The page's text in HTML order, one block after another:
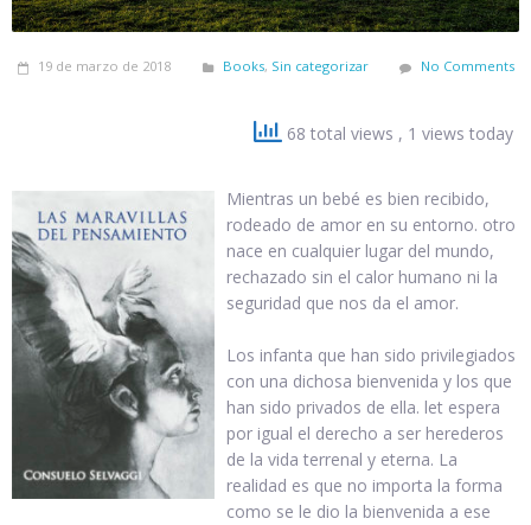
19 de marzo de 2018 Books, Sin categorizar No Comments
68 total views , 1 views today
Mientras un bebé es bien recibido,
rodeado de amor en su entorno. otro
nace en cualquier lugar del mundo,
rechazado sin el calor humano ni la
seguridad que nos da el amor.
Los infanta que han sido privilegiados
con una dichosa bienvenida y los que
han sido privados de ella. let espera
por igual el derecho a ser herederos
de la vida terrenal y eterna. La
realidad es que no importa la forma
como se le dio la bienvenida a ese